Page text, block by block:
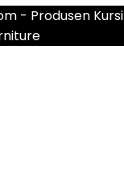
- Produsen Kursi